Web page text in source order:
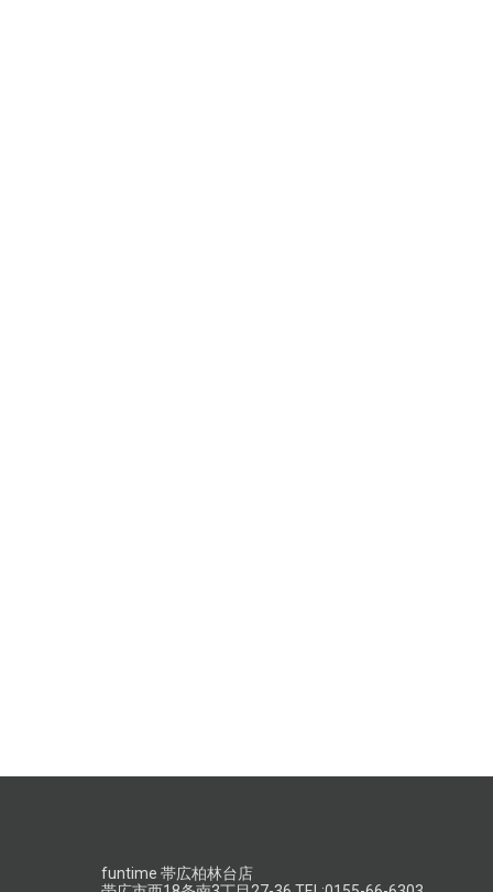
funtime 帯広柏林台店